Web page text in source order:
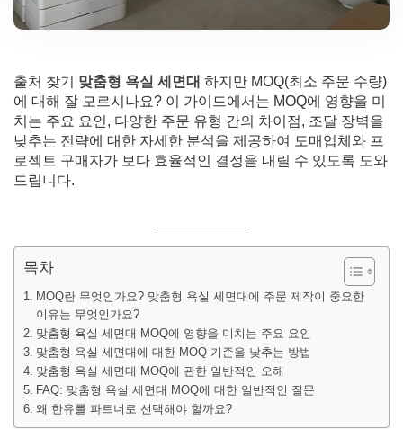
출처 찾기 맞춤형 욕실 세면대 하지만 MOQ(최소 주문 수량)
에 대해 잘 모르시나요? 이 가이드에서는 MOQ에 영향을 미
치는 주요 요인, 다양한 주문 유형 간의 차이점, 조달 장벽을
낮추는 전략에 대한 자세한 분석을 제공하여 도매업체와 프
로젝트 구매자가 보다 효율적인 결정을 내릴 수 있도록 도와
드립니다.
목차
MOQ란 무엇인가요? 맞춤형 욕실 세면대에 주문 제작이 중요한
이유는 무엇인가요?
맞춤형 욕실 세면대 MOQ에 영향을 미치는 주요 요인
맞춤형 욕실 세면대에 대한 MOQ 기준을 낮추는 방법
맞춤형 욕실 세면대 MOQ에 관한 일반적인 오해
FAQ: 맞춤형 욕실 세면대 MOQ에 대한 일반적인 질문
왜 한유를 파트너로 선택해야 할까요?